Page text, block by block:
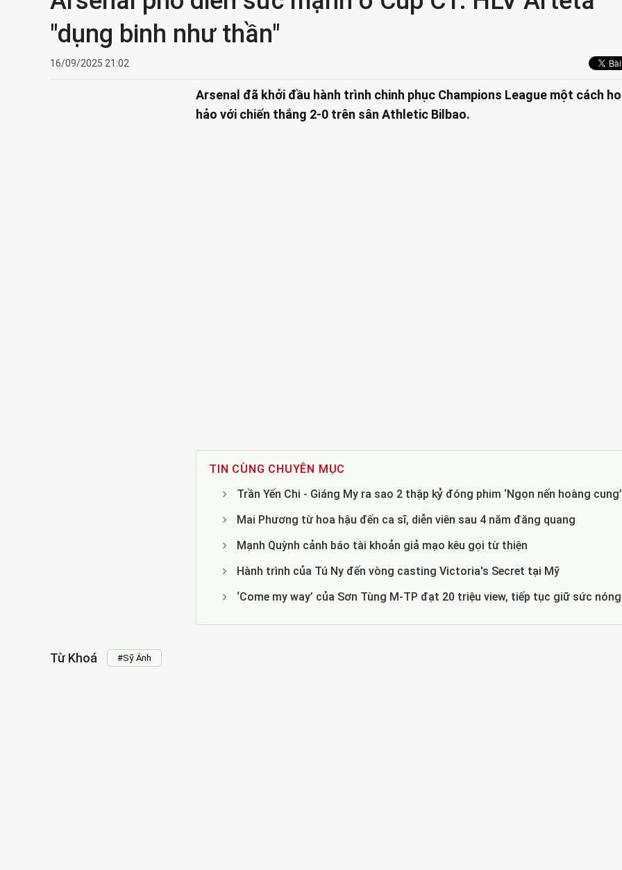
"dụng binh như thần"
16/09/2025 21:02
Arsenal đã khởi đầu hành trình chinh phục Champions League một cách
hảo với chiến thắng 2-0 trên sân Athletic Bilbao.
TIN CÙNG CHUYÊN MỤC
Trần Yến Chi - Giáng My ra sao 2 thập kỷ đóng phim ‘Ngọn nến hoàng
Mai Phương từ hoa hậu đến ca sĩ, diễn viên sau 4 năm đăng quang
Mạnh Quỳnh cảnh báo tài khoản giả mạo kêu gọi từ thiện
Hành trình của Tú Ny đến vòng casting Victoria's Secret tại Mỹ
‘Come my way’ của Sơn Tùng M-TP đạt 20 triệu view, tiếp tục giữ sức nóng
Từ Khoá #Sỹ Ánh